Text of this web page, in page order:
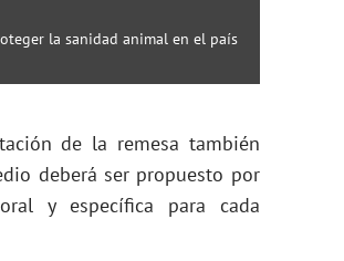
la sanidad animal en el país
de la remesa también
deberá ser propuesto por
y específica para cada